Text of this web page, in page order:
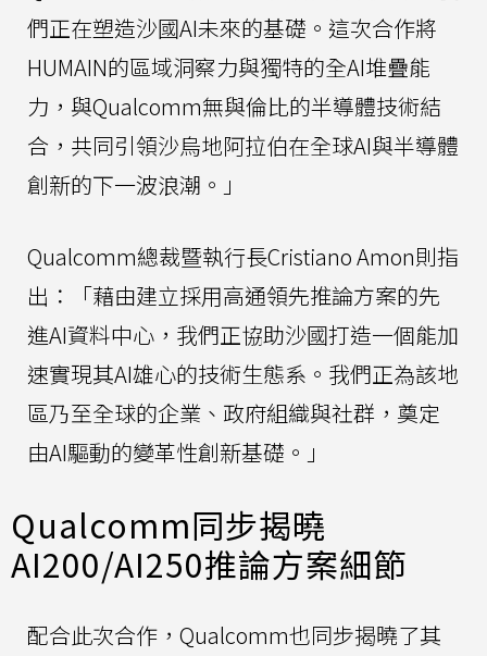
們正在塑造沙國AI未來的基礎。這次合作將
HUMAIN的區域洞察力與獨特的全AI堆疊能
力，與Qualcomm無與倫比的半導體技術結
合，共同引領沙烏地阿拉伯在全球AI與半導體
創新的下一波浪潮。」
Qualcomm總裁暨執行長Cristiano Amon則指
出：「藉由建立採用高通領先推論方案的先
進AI資料中心，我們正協助沙國打造一個能加
速實現其AI雄心的技術生態系。我們正為該地
區乃至全球的企業、政府組織與社群，奠定
由AI驅動的變革性創新基礎。」
Qualcomm同步揭曉
AI200/AI250推論方案細節
配合此次合作，Qualcomm也同步揭曉了其